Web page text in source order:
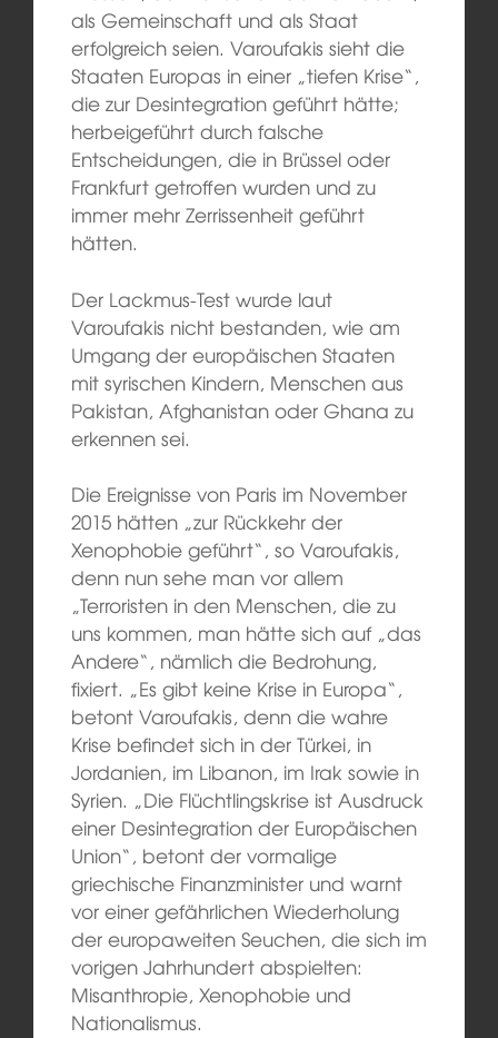
als Gemeinschaft und als Staat
erfolgreich seien. Varoufakis sieht die
Staaten Europas in einer „tiefen Krise“,
die zur Desintegration geführt hätte;
herbeigeführt durch falsche
Entscheidungen, die in Brüssel oder
Frankfurt getroffen wurden und zu
immer mehr Zerrissenheit geführt
hätten.
Der Lackmus-Test wurde laut
Varoufakis nicht bestanden, wie am
Umgang der europäischen Staaten
mit syrischen Kindern, Menschen aus
Pakistan, Afghanistan oder Ghana zu
erkennen sei.
Die Ereignisse von Paris im November
2015 hätten „zur Rückkehr der
Xenophobie geführt“, so Varoufakis,
denn nun sehe man vor allem
„Terroristen in den Menschen, die zu
uns kommen, man hätte sich auf „das
Andere“, nämlich die Bedrohung,
fixiert. „Es gibt keine Krise in Europa“,
betont Varoufakis, denn die wahre
Krise befindet sich in der Türkei, in
Jordanien, im Libanon, im Irak sowie in
Syrien. „Die Flüchtlingskrise ist Ausdruck
einer Desintegration der Europäischen
Union“, betont der vormalige
griechische Finanzminister und warnt
vor einer gefährlichen Wiederholung
der europaweiten Seuchen, die sich im
vorigen Jahrhundert abspielten:
Misanthropie, Xenophobie und
Nationalismus.